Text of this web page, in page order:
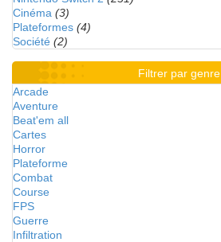
Cinéma (3)
Plateformes (4)
Société (2)
Filtrer par genre
Arcade
Aventure
Beat'em all
Cartes
Horror
Plateforme
Combat
Course
FPS
Guerre
Infiltration